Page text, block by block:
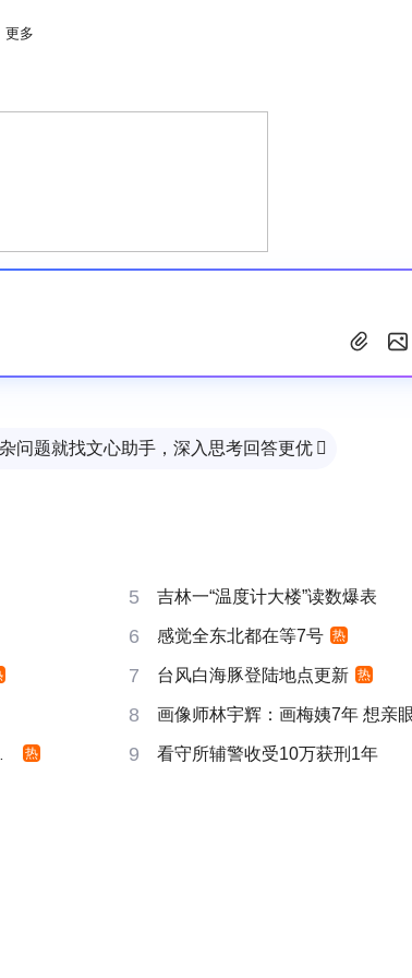
更多
问题就找文心助手，深入思考回答更优 
5 吉林一“温度计大楼”读数爆表
6 感觉全东北都在等7号 热
7 台风白海豚登陆地点更新 热
8 画像师林宇辉：画梅姨7年 想亲
热 9 看守所辅警收受10万获刑1年